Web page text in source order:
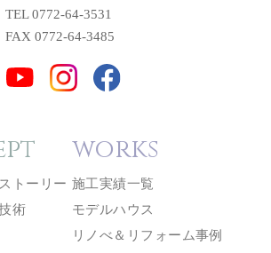
TEL 0772-64-3531
FAX 0772-64-3485
トーリー
術
works
施工実績一覧
モデルハウス
リノべ＆リフォーム事例